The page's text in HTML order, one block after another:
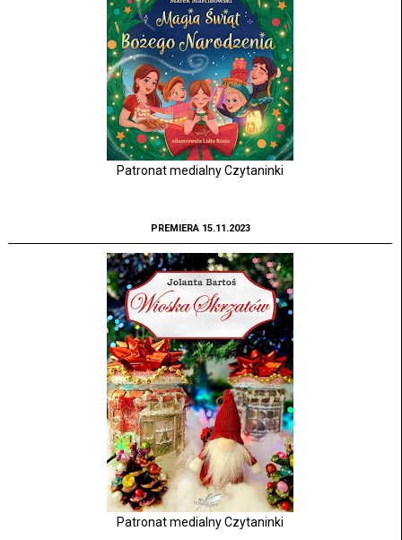
Patronat medialny Czytaninki
PREMIERA 15.11.2023
Patronat medialny Czytaninki